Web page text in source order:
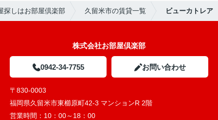
探しはお部屋倶楽部 久留米市の賃貸一覧 ビューカトレア
株式会社お部屋倶楽部
0942-34-7755 お問い合わせ
〒830-0003
福岡県久留米市東櫛原町42-3 マンションR 2階
営業時間： 10：00～18：00